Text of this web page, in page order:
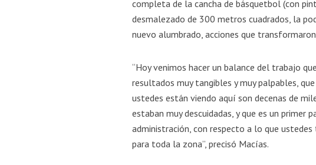
completa de la cancha de básquetbol (con
desmalezado de 300 metros cuadrados, la
nuevo alumbrado, acciones que
“Hoy venimos hacer un balance del trabajo
resultados muy tangibles y muy palpables,
ustedes están viendo aquí son decenas de
estaban muy descuidadas, y que es un primer
administración, con respecto a lo que
para toda la zona”, precisó Macías.